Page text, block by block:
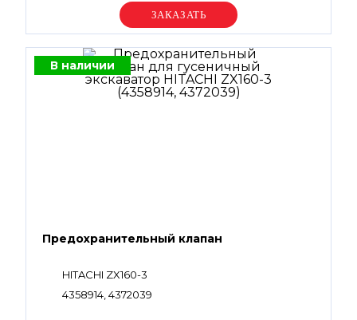
Уточняйте цену
В наличии
Предохранительный клапан
HITACHI ZX160-3
4358914, 4372039